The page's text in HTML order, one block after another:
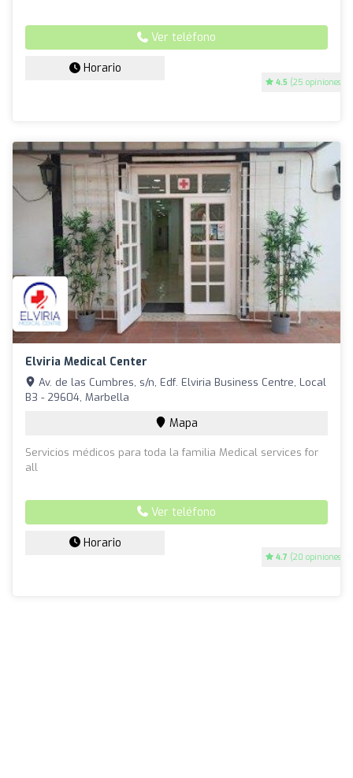
4.5 (25 opiniones)
Ver teléfono
Horario
Elviria Medical Center
4.7 (20 opiniones)
Av. de las Cumbres, s/n, Edf. Elviria Business Centre, Local
B3 - 29604, Marbella
Mapa
Servicios médicos para toda la familia Medical services for
all
Ver teléfono
Horario